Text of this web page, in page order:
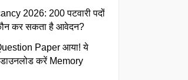
2026: 200 पटवारी पदों
कर सकता है आवेदन?
Paper आया! ये
करें Memory